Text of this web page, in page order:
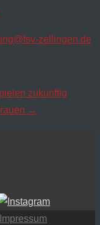
zellingen.de
zukünftig
→
Impressum